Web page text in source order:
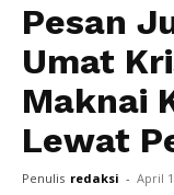
Pesan
Umat
Maknai
Lewat
Penulis redaksi - April